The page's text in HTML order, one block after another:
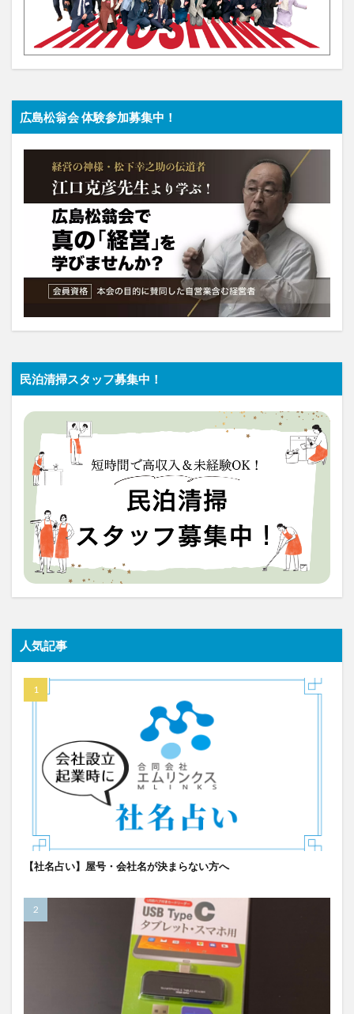
広島松翁会 体験参加募集中！
民泊清掃スタッフ募集中！
人気記事
【社名占い】屋号・会社名が決まらない方へ